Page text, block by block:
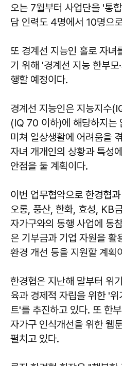
오는 7월부터 사업단을 '통
담 인력도 4명에서 10명으
또 경계선 지능인 홀로 자녀
기 위해 '경계선 지능 한부모
행할 예정이다.
경계선 지능인은 지능지수
(IQ 70 이하)에 해당하지는
미쳐 일상생활에 어려움을
자녀 개개인의 상황과 특성
안점을 둘 계획이다.
이번 업무협약으로 한경협
오롱, 풍산, 한화, 효성, KB
자가구와의 동행 사업에 동
은 기부금과 기업 자원을 활
환경 개선 등을 지원할 계획
한경협은 지난해 말부터 위
육과 경제적 자립을 위한 '
트'를 추진하고 있다. 또 한
자가구 인식개선을 위한 웹
펼치고 있다.